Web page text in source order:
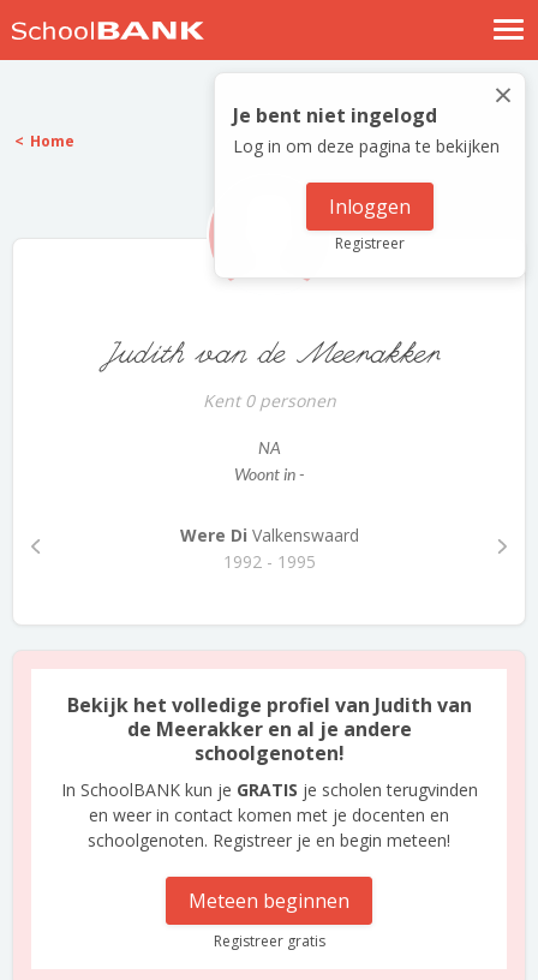
Nostalgische verhalen
Log in
Meld je gratis aan
×
Je bent niet ingelogd
Log in om deze pagina te bekijken
Inloggen
Registreer
Home
Judith van de Meerakker
Kent 0 personen
NA
Woont in -
Were Di Valkenswaard
1992 - 1995
Bekijk het volledige profiel van Judith van
de Meerakker en al je andere
schoolgenoten!
In SchoolBANK kun je GRATIS je scholen terugvinden
en weer in contact komen met je docenten en
schoolgenoten. Registreer je en begin meteen!
Meteen beginnen
Registreer gratis